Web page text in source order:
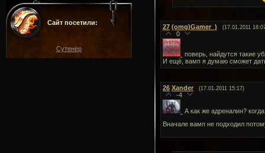
Сайт посетили:
Сутенёр
27 (omg)Gamer_) (17.01.2011
0
поверь, найдутся такие
И ещё, вамп я думаю сможет
26 Xander (17.01.2011 15:17)
-4
А как же адреналин?
Вначале вамп не подходил